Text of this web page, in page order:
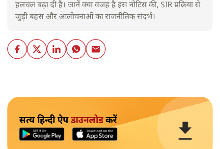
हलचल बढ़ा दी है। जानें क्या वजह है इस नोटिस की, SIR प्रक्रिया से
जुड़ी बहस और आलोचनाओं का राजनीतिक संदर्भ।
सत्य हिन्दी ऐपडाउनलोडकरें